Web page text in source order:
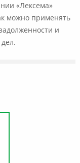
«Лексема»
можно применять
и